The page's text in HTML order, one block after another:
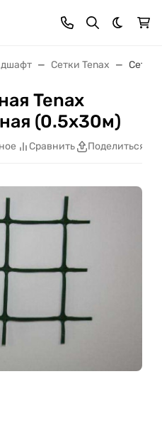
Темная
Сетки Tenax Сетка
Tenax
(0.5х30м)
Сравнить Поделиться